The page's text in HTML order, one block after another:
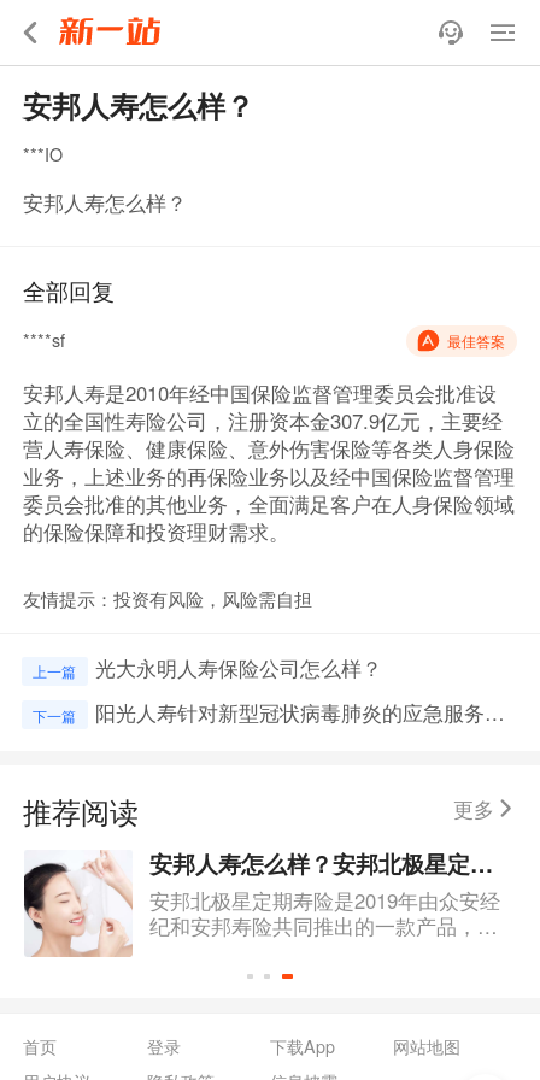
安邦人寿怎么样？
***IO
安邦人寿怎么样？
全部回复
****sf 最佳答案
安邦人寿是2010年经中国保险监督管理委员会批准设
立的全国性寿险公司，注册资本金307.9亿元，主要经
营人寿保险、健康保险、意外伤害保险等各类人身保险
业务，上述业务的再保险业务以及经中国保险监督管理
委员会批准的其他业务，全面满足客户在人身保险领域
的保险保障和投资理财需求。
友情提示：投资有风险，风险需自担
上一篇 光大永明人寿保险公司怎么样？
下一篇 阳光人寿针对新型冠状病毒肺炎的应急服务有哪些？
推荐阅读 更多
安邦人寿怎么样？安邦北极星定期寿险的产品亮点有哪些？
安邦北极星定期寿险是2019年由众安经
纪和安邦寿险共同推出的一款产品，一
新就带大家去了解一下这款产品，不过
首页 登录 下载App
网站地图